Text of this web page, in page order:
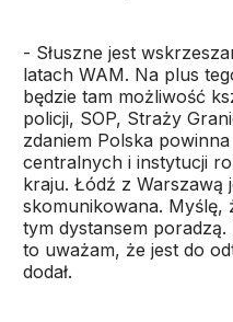
- Słuszne jest
latach WAM. Na plus
będzie tam możliwość
policji, SOP, Straży
zdaniem Polska
centralnych i instytucji
kraju. Łódź z Warszawą
skomunikowana. Myślę,
tym dystansem
to uważam, że jest do
dodał.